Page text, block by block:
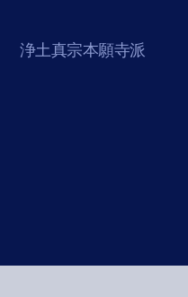
浄土真宗本願寺派